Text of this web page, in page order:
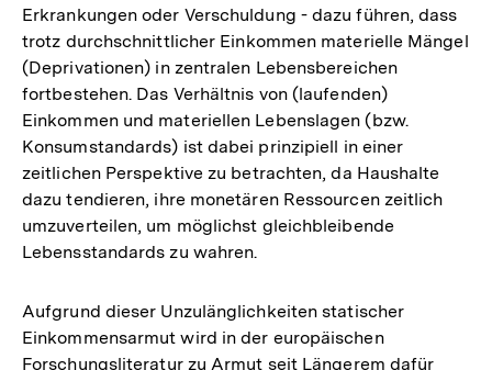
Erkrankungen oder Verschuldung - dazu führen, dass
trotz durchschnittlicher Einkommen materielle Mängel
(Deprivationen) in zentralen Lebensbereichen
fortbestehen. Das Verhältnis von (laufenden)
Einkommen und materiellen Lebenslagen (bzw.
Konsumstandards) ist dabei prinzipiell in einer
zeitlichen Perspektive zu betrachten, da Haushalte
dazu tendieren, ihre monetären Ressourcen zeitlich
umzuverteilen, um möglichst gleichbleibende
Lebensstandards zu wahren.
Aufgrund dieser Unzulänglichkeiten statischer
Einkommensarmut wird in der europäischen
Forschungsliteratur zu Armut seit Längerem dafür